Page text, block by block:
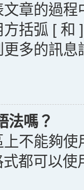
章的過
括弧 [ 和
多的訊
法嗎？
不能夠
都可以